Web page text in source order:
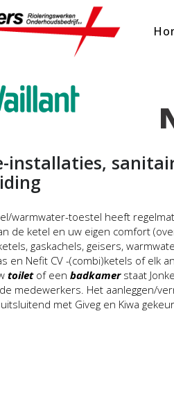
installaties,
warmwater-toestel heeft
de ketel en uw eigen comfort
gaskachels, geisers,
en Nefit CV -(combi)ketels of elk
toiletof een badkamerstaat
medewerkers. Het aanleggen/
met Giveg en Kiwa